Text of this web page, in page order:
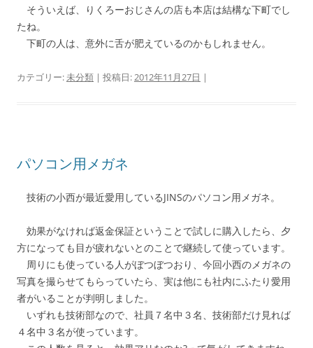
そういえば、りくろーおじさんの店も本店は結構な下町でし
たね。
下町の人は、意外に舌が肥えているのかもしれません。
カテゴリー:未分類 | 投稿日:2012年11月27日 |
パソコン用メガネ
技術の小西が最近愛用しているJINSのパソコン用メガネ。
効果がなければ返金保証ということで試しに購入したら、夕
方になっても目が疲れないとのことで継続して使っています。
周りにも使っている人がぼつぼつおり、今回小西のメガネの
写真を撮らせてもらっていたら、実は他にも社内にふたり愛用
者がいることが判明しました。
いずれも技術部なので、社員７名中３名、技術部だけ見れば
４名中３名が使っています。